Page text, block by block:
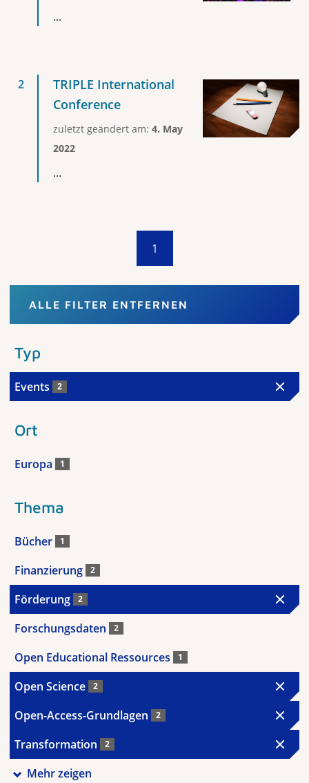
...
TRIPLE International
Conference
zuletzt geändert am: 4. May
2022
...
1
ALLE FILTER ENTFERNEN
Typ
Events 2
Ort
Europa 1
Thema
Bücher 1
Finanzierung 2
Förderung 2
Forschungsdaten 2
Open Educational Ressources 1
Open Science 2
Open-Access-Grundlagen 2
Transformation 2
Mehr zeigen